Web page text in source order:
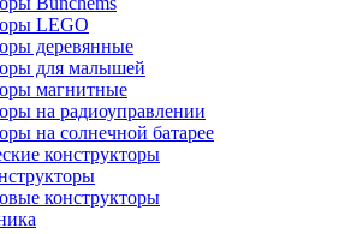
LEGO
деревянные
для малышей
магнитные
на радиоуправлении
на солнечной батарее
конструкторы
конструкторы